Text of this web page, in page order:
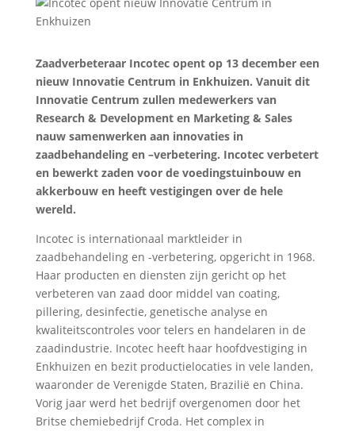
Zaadverbeteraar Incotec opent op 13 december een
nieuw Innovatie Centrum in Enkhuizen. Vanuit dit
Innovatie Centrum zullen medewerkers van
Research & Development en Marketing & Sales
nauw samenwerken aan innovaties in
zaadbehandeling en –verbetering. Incotec verbetert
en bewerkt zaden voor de voedingstuinbouw en
akkerbouw en heeft vestigingen over de hele
wereld.
Incotec is internationaal marktleider in
zaadbehandeling en -verbetering, opgericht in 1968.
Haar producten en diensten zijn gericht op het
verbeteren van zaad door middel van coating,
pillering, desinfectie, genetische analyse en
kwaliteitscontroles voor telers en handelaren in de
zaadindustrie. Incotec heeft haar hoofdvestiging in
Enkhuizen en bezit productielocaties in vele landen,
waaronder de Verenigde Staten, Brazilië en China.
Vorig jaar werd het bedrijf overgenomen door het
Britse chemiebedrijf Croda. Het complex in